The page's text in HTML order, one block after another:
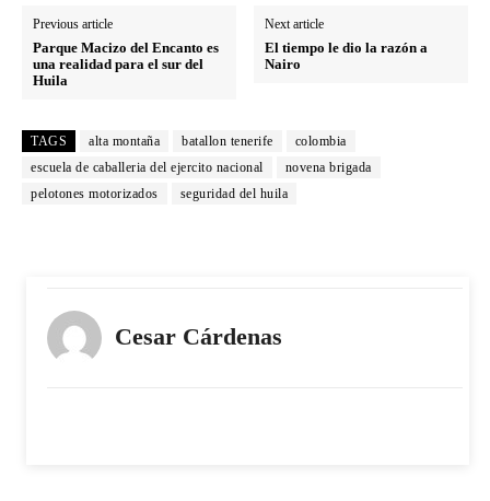
Previous article
Parque Macizo del Encanto es
una realidad para el sur del
Huila
Next article
El tiempo le dio la razón a
Nairo
TAGS alta montaña batallon tenerife
colombia
escuela de caballeria del ejercito nacional
novena brigada
pelotones motorizados
seguridad del huila
Cesar Cárdenas